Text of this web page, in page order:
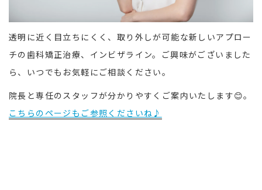
透明に近く目立ちにくく、取り外しが可能な新しいアプロー
チの歯科矯正治療、インビザライン。ご興味がございました
ら、いつでもお気軽にご相談ください。
院長と専任のスタッフが分かりやすくご案内いたします😊。
こちらのページもご参照くださいね♪